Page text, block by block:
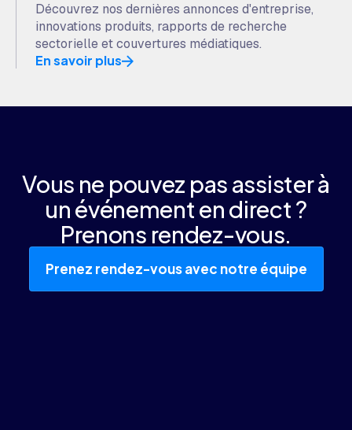
Découvrez nos dernières annonces d'entreprise,
innovations produits, rapports de recherche
sectorielle et couvertures médiatiques.
En savoir plus
Vous ne pouvez pas assister à
un événement en direct ?
Prenons rendez-vous.
Prenez rendez-vous avec notre équipe